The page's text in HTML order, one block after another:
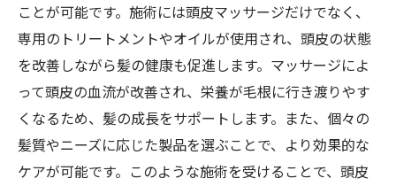
ことが可能です。施術には頭皮マッサージだけでなく、
専用のトリートメントやオイルが使用され、頭皮の状態
を改善しながら髪の健康も促進します。マッサージによ
って頭皮の血流が改善され、栄養が毛根に行き渡りやす
くなるため、髪の成長をサポートします。また、個々の
髪質やニーズに応じた製品を選ぶことで、より効果的な
ケアが可能です。このような施術を受けることで、頭皮